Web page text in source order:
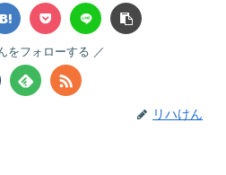
をフォローする
リハけん